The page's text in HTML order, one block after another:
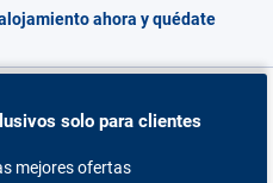
ahora y quédate
solo para clientes
mejores ofertas